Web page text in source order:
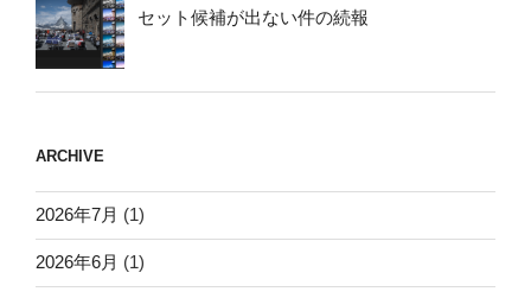
セット候補が出ない件の続報
ARCHIVE
2026年7月 (1)
2026年6月 (1)